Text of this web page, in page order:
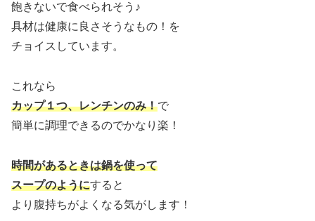
飽きないで食べられそう♪
具材は健康に良さそうなもの！を
チョイスしています。
これなら
カップ１つ、レンチンのみ！で
簡単に調理できるのでかなり楽！
時間があるときは鍋を使って
スープのようにすると
より腹持ちがよくなる気がします！